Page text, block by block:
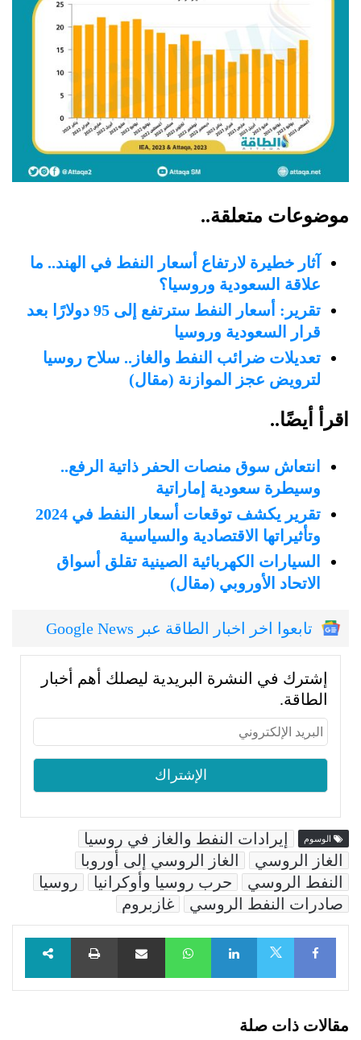
موضوعات متعلقة..
آثار خطيرة لارتفاع أسعار النفط في الهند.. ما
علاقة السعودية وروسيا؟
تقرير: أسعار النفط سترتفع إلى 95 دولارًا بعد
قرار السعودية وروسيا
تعديلات ضرائب النفط والغاز.. سلاح روسيا
لترويض عجز الموازنة (مقال)
اقرأ أيضًا..
انتعاش سوق منصات الحفر ذاتية الرفع..
وسيطرة سعودية إماراتية
تقرير يكشف توقعات أسعار النفط في 2024
وتأثيراتها الاقتصادية والسياسية
السيارات الكهربائية الصينية تقلق أسواق
الاتحاد الأوروبي (مقال)
تابعوا اخر اخبار الطاقة عبر Google News
إشترك في النشرة البريدية ليصلك أهم أخبار
الطاقة.
الوسوم
إيرادات النفط والغاز في روسيا
الغاز الروسي
الغاز الروسي إلى أوروبا
النفط الروسي
حرب روسيا وأوكرانيا
روسيا
صادرات النفط الروسي
غازبروم
Facebook
LinkedIn
WhatsAppمشاركة عبر البريد طباعة
مقالات ذات صلة